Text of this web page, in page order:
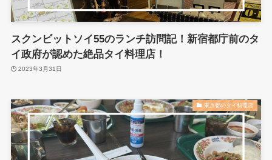
スクンビットソイ55のランチ訪問記！新宿都庁前のタ
イ政府が認めた絶品タイ料理店！
2023年3月31日
東京都のタイ料理店